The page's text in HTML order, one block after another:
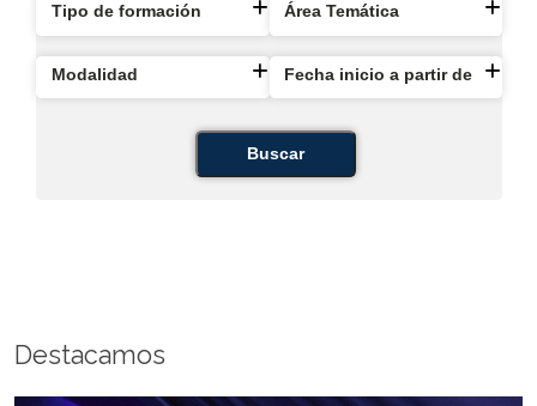
Tipo de formación Área Temática
Modalidad Fecha inicio a partir de
Buscar
Destacamos